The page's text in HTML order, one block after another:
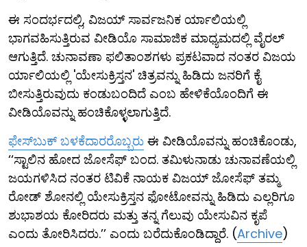
ಈ ಸಂದರ್ಭದಲ್ಲಿ, ವಿಜಯ್ ಸಾರ್ವಜನಿಕ ರ್ಯಾಲಿಯಲ್ಲಿ
ಭಾಗವಹಿಸುತ್ತಿರುವ ವೀಡಿಯೊ ಸಾಮಾಜಿಕ ಮಾಧ್ಯಮದಲ್ಲಿ ವೈರಲ್
ಆಗುತ್ತಿದೆ. ಚುನಾವಣಾ ಫಲಿತಾಂಶಗಳು ಪ್ರಕಟವಾದ ನಂತರ ವಿಜಯ
ರ್ಯಾಲಿಯಲ್ಲಿ 'ಯೇಸುಕ್ರಿಸ್ತನ' ಚಿತ್ರವನ್ನು ಹಿಡಿದು ಜನರಿಗೆ ಕೈ
ಬೀಸುತ್ತಿರುವುದು ಕಂಡುಬಂದಿದೆ ಎಂಬ ಹೇಳಿಕೆಯೊಂದಿಗೆ ಈ
ವೀಡಿಯೊವನ್ನು ಹಂಚಿಕೊಳ್ಳಲಾಗುತ್ತಿದೆ.
ಫೇಸ್​ಬುಕ್ ಬಳಕೆದಾರರೊಬ್ಬರು ಈ ವೀಡಿಯೊವನ್ನು ಹಂಚಿಕೊಂಡು,
‘‘ಸ್ಟಾಲಿನ ಹೋದ ಜೋಸೆಫ್ ಬಂದ. ತಮಿಳುನಾಡು ಚುನಾವಣೆಯಲ್ಲಿ
ಜಯಗಳಿಸಿದ ನಂತರ ಟಿವಿಕೆ ನಾಯಕ ವಿಜಯ್ ಜೋಸೆಫ್ ತಮ್ಮ
ರೋಡ್ ಶೋನಲ್ಲಿ ಯೇಸುಕ್ರಿಸ್ತನ ಫೋಟೋವನ್ನು ಹಿಡಿದು ಎಲ್ಲರಿಗೂ
ಶುಭಾಶಯ ಕೋರಿದರು ಮತ್ತು ತನ್ನ ಗೆಲುವು ಯೇಸುವಿನ ಕೃಪೆ
ಎಂದು ತೋರಿಸಿದರು.’’ ಎಂದು ಬರೆದುಕೊಂಡಿದ್ದಾರೆ. (Archive)